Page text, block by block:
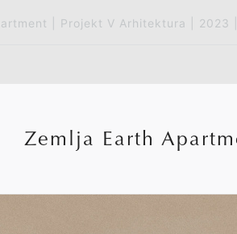
| Projekt V Arhitektura | 2023 |
Zemlja Earth